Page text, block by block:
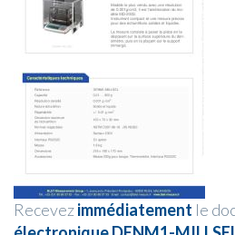
Recevezimmédiatement le